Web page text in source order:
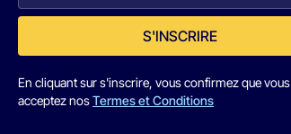
S'INSCRIRE
En cliquant sur s'inscrire, vous confirmez que vous
acceptez nosTermes et Conditions